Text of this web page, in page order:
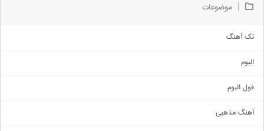
موضوعات
تک آهنگ
اجتماعی
حماسی
البوم
فول البوم
آهنگ مذهبی